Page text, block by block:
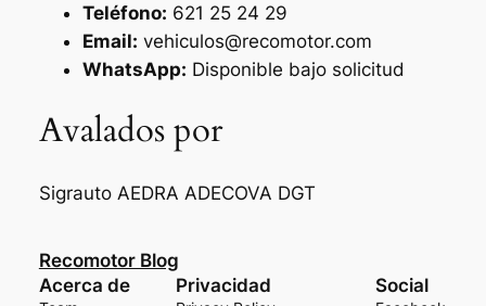
Teléfono: 621 25 24 29
Email: vehiculos@recomotor.com
WhatsApp: Disponible bajo solicitud
Avalados por
Sigrauto AEDRA ADECOVA DGT
Recomotor Blog
Acerca de
Privacidad Social